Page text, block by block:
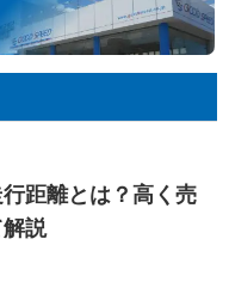
距離とは？高く売
説